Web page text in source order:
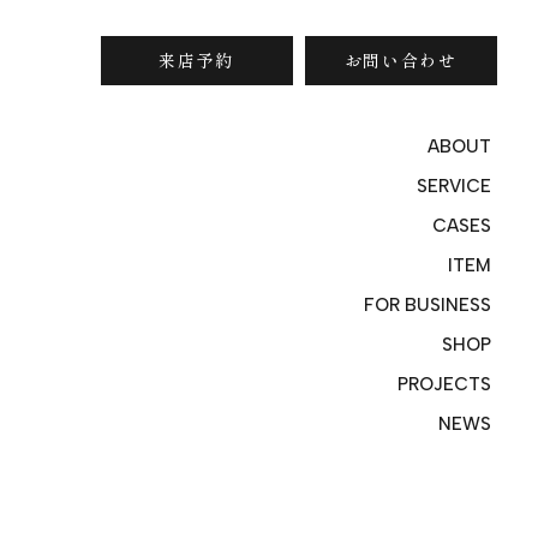
来店予約 お問い合わせ
ABOUT
SERVICE
CASES
ITEM
FOR BUSINESS
SHOP
PROJECTS
NEWS